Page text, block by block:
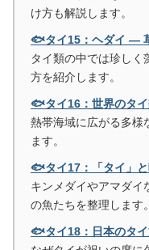
け方も解説します。
🐟タイ15：ヘダイ ―
タイ類の中では珍しく
方を紹介します。
🐟タイ16：世界のタ
熱帯海域に広がる多様
ます。
🐟タイ17：「タイ」
キンメダイやアマダイ
の魚たちを整理します。
🐟タイ18：日本のタ